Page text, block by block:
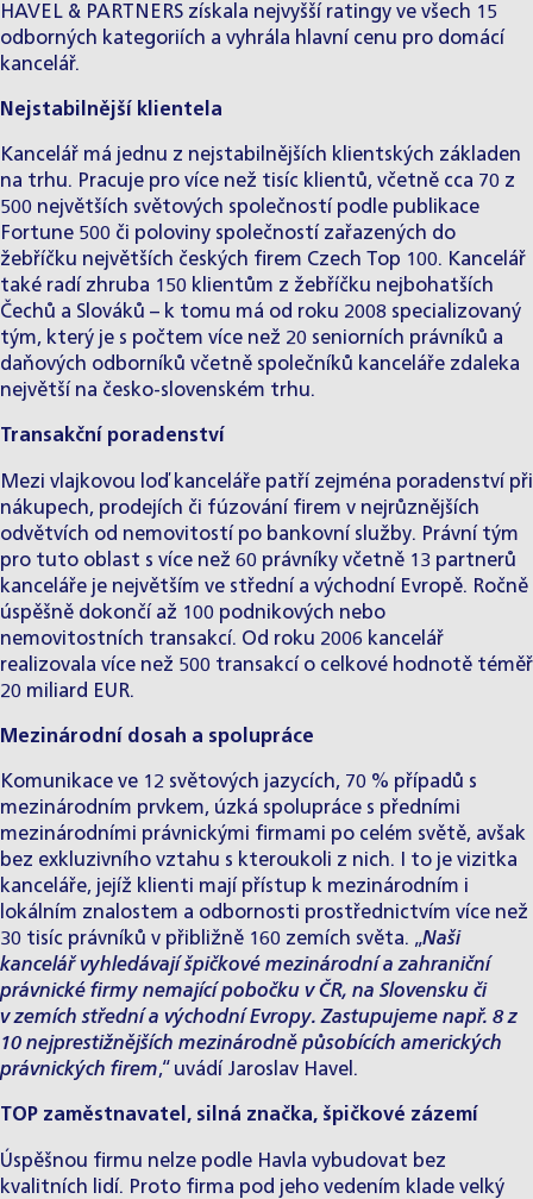
HAVEL & PARTNERS získala nejvyšší ratingy ve všech 15
odborných kategoriích a vyhrála hlavní cenu pro domácí
kancelář.
Nejstabilnější klientela
Kancelář má jednu z nejstabilnějších klientských základen
na trhu. Pracuje pro více než tisíc klientů, včetně cca 70 z
500 největších světových společností podle publikace
Fortune 500 či poloviny společností zařazených do
žebříčku největších českých firem Czech Top 100. Kancelář
také radí zhruba 150 klientům z žebříčku nejbohatších
Čechů a Slováků – k tomu má od roku 2008 specializovaný
tým, který je s počtem více než 20 seniorních právníků a
daňových odborníků včetně společníků kanceláře zdaleka
největší na česko-slovenském trhu.
Transakční poradenství
Mezi vlajkovou loď kanceláře patří zejména poradenství při
nákupech, prodejích či fúzování firem v nejrůznějších
odvětvích od nemovitostí po bankovní služby. Právní tým
pro tuto oblast s více než 60 právníky včetně 13 partnerů
kanceláře je největším ve střední a východní Evropě. Ročně
úspěšně dokončí až 100 podnikových nebo
nemovitostních transakcí. Od roku 2006 kancelář
realizovala více než 500 transakcí o celkové hodnotě téměř
20 miliard EUR.
Mezinárodní dosah a spolupráce
Komunikace ve 12 světových jazycích, 70 % případů s
mezinárodním prvkem, úzká spolupráce s předními
mezinárodními právnickými firmami po celém světě, avšak
bez exkluzivního vztahu s kteroukoli z nich. I to je vizitka
kanceláře, jejíž klienti mají přístup k mezinárodním i
lokálním znalostem a odbornosti prostřednictvím více než
30 tisíc právníků v přibližně 160 zemích světa. „Naši
kancelář vyhledávají špičkové mezinárodní a zahraniční
právnické firmy nemající pobočku v ČR, na Slovensku či
v zemích střední a východní Evropy. Zastupujeme např. 8 z
10 nejprestižnějších mezinárodně působících amerických
právnických firem,“ uvádí Jaroslav Havel.
TOP zaměstnavatel, silná značka, špičkové zázemí
Úspěšnou firmu nelze podle Havla vybudovat bez
kvalitních lidí. Proto firma pod jeho vedením klade velký